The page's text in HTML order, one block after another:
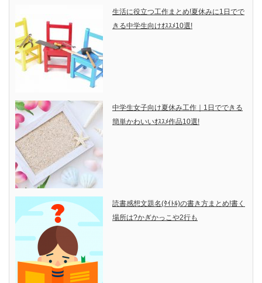
生活に役立つ工作まとめ!夏休みに1日でで
きる中学生向けｵｽｽﾒ10選!
中学生女子向け夏休み工作｜1日でできる
簡単かわいいｵｽｽﾒ作品10選!
読書感想文題名(ﾀｲﾄﾙ)の書き方まとめ!書く
場所は?かぎかっこや2行も